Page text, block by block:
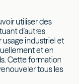
utiliser des
d’autres
usage industriel et
et en
Cette formation
tous les